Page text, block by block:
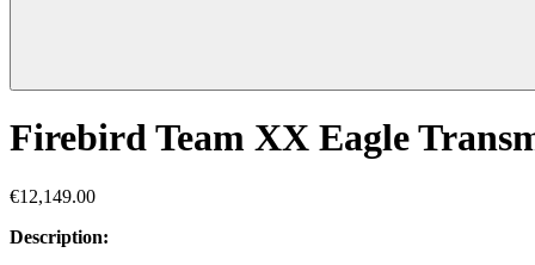
Firebird Team XX Eagle
€12,149.00
Description: